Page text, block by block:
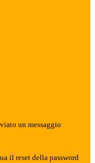
un messaggio
il reset della password